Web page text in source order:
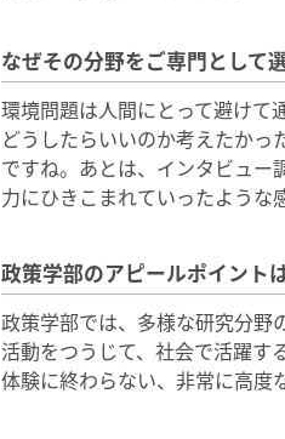
なぜその分野をご専門として
環境問題は人間にとって避けて
どうしたらいいのか考えたかっ
ですね。あとは、インタビュ
力にひきこまれていったような
政策学部のアピールポイント
政策学部では、多様な研究分野
活動をつうじて、社会で活躍す
体験に終わらない、非常に高度